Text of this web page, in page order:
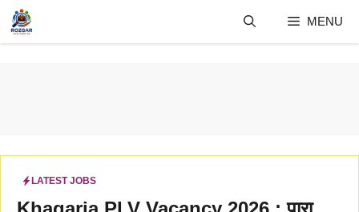
Skip
content
MENU
LATEST JOBS